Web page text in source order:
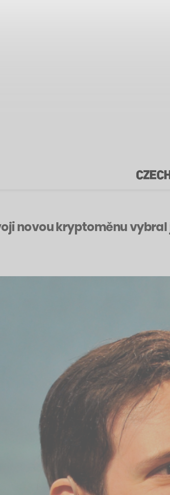
novou kryptoměnu